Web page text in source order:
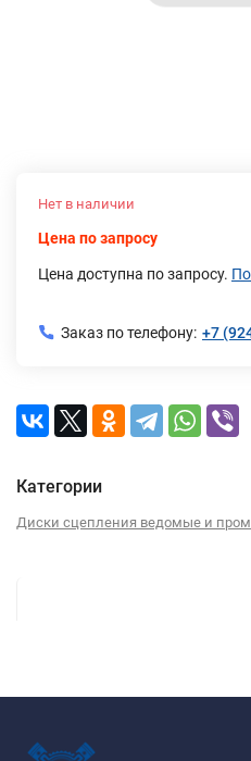
Нет в наличии
Цена по запросу
Цена доступна по запросу.
Заказ по телефону: +7
Категории
Диски сцепления ведомые и